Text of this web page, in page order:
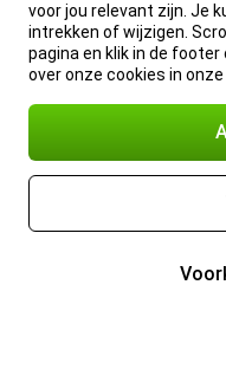
voor jou relevant zijn. Je
intrekken of wijzigen.
pagina en klik in de footer
over onze cookies in onze